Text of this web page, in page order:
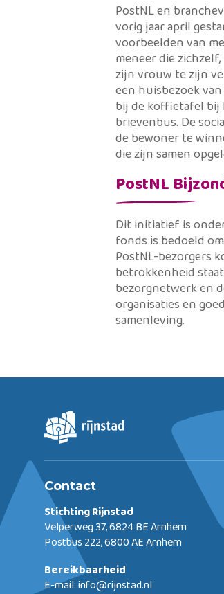
PostNL en
vorig jaar april
voorbeelden van
meneer die
zijn vrouw te zijn
een huisbezoek
bij de koffietafel bij
brievenbus. De
de bewoner te
die zijn samen
PostNL
Dit initiatief is
fonds is bedoeld
PostNL-bezorgers
betrokkenheid
bezorgnetwerk en
organisaties en
samenleving.
Contact
Stichting Rijnstad
Velperweg 37, 6824 BE Arnhem
Postbus 222, 6800 AE Arnhem
Bereikbaarheid
E-mail:info@rijnstad.nl